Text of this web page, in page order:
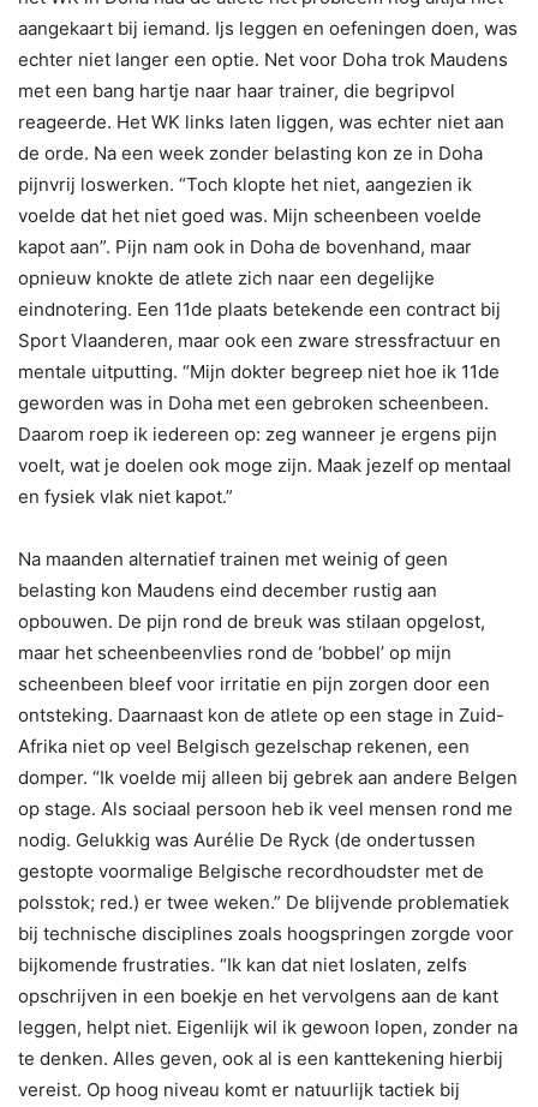
aangekaart bij iemand. Ijs leggen en oefeningen doen, was
echter niet langer een optie. Net voor Doha trok Maudens
met een bang hartje naar haar trainer, die begripvol
reageerde. Het WK links laten liggen, was echter niet aan
de orde. Na een week zonder belasting kon ze in Doha
pijnvrij loswerken. “Toch klopte het niet, aangezien ik
voelde dat het niet goed was. Mijn scheenbeen voelde
kapot aan”. Pijn nam ook in Doha de bovenhand, maar
opnieuw knokte de atlete zich naar een degelijke
eindnotering. Een 11de plaats betekende een contract bij
Sport Vlaanderen, maar ook een zware stressfractuur en
mentale uitputting. “Mijn dokter begreep niet hoe ik 11de
geworden was in Doha met een gebroken scheenbeen.
Daarom roep ik iedereen op: zeg wanneer je ergens pijn
voelt, wat je doelen ook moge zijn. Maak jezelf op mentaal
en fysiek vlak niet kapot.”
Na maanden alternatief trainen met weinig of geen
belasting kon Maudens eind december rustig aan
opbouwen. De pijn rond de breuk was stilaan opgelost,
maar het scheenbeenvlies rond de ‘bobbel’ op mijn
scheenbeen bleef voor irritatie en pijn zorgen door een
ontsteking. Daarnaast kon de atlete op een stage in Zuid-
Afrika niet op veel Belgisch gezelschap rekenen, een
domper. “Ik voelde mij alleen bij gebrek aan andere Belgen
op stage. Als sociaal persoon heb ik veel mensen rond me
nodig. Gelukkig was Aurélie De Ryck (de ondertussen
gestopte voormalige Belgische recordhoudster met de
polsstok; red.) er twee weken.” De blijvende problematiek
bij technische disciplines zoals hoogspringen zorgde voor
bijkomende frustraties. “Ik kan dat niet loslaten, zelfs
opschrijven in een boekje en het vervolgens aan de kant
leggen, helpt niet. Eigenlijk wil ik gewoon lopen, zonder na
te denken. Alles geven, ook al is een kanttekening hierbij
vereist. Op hoog niveau komt er natuurlijk tactiek bij